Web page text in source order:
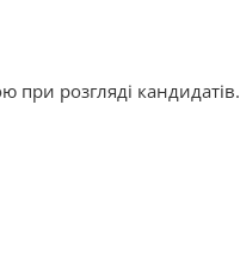
при розгляді кандидатів.